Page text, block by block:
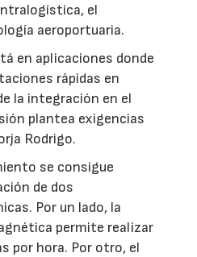
el
aeroportuaria.
en aplicaciones donde
rápidas en
la integración en el
plantea exigencias
Rodrigo.
se consigue
de dos
Por un lado, la
permite realizar
por hora. Por otro, el